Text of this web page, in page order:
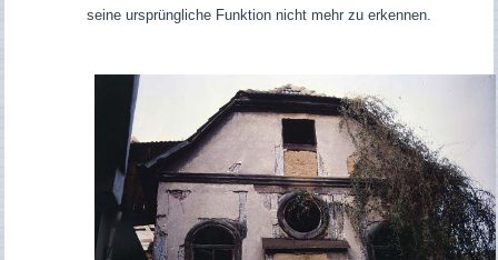
seine ursprüngliche Funktion nicht mehr zu erkennen.